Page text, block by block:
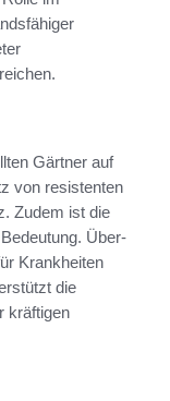
Gärtner auf
von resistenten
Zudem ist die
Über-
Krankheiten
die
kräftigen